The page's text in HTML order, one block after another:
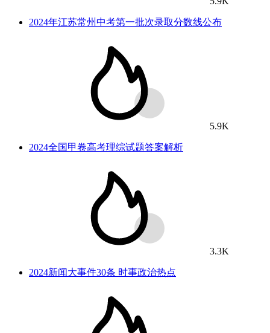
2024年江苏常州中考第一批次录取分数线公布
5.9K
2024全国甲卷高考理综试题答案解析
3.3K
2024新闻大事件30条 时事政治热点